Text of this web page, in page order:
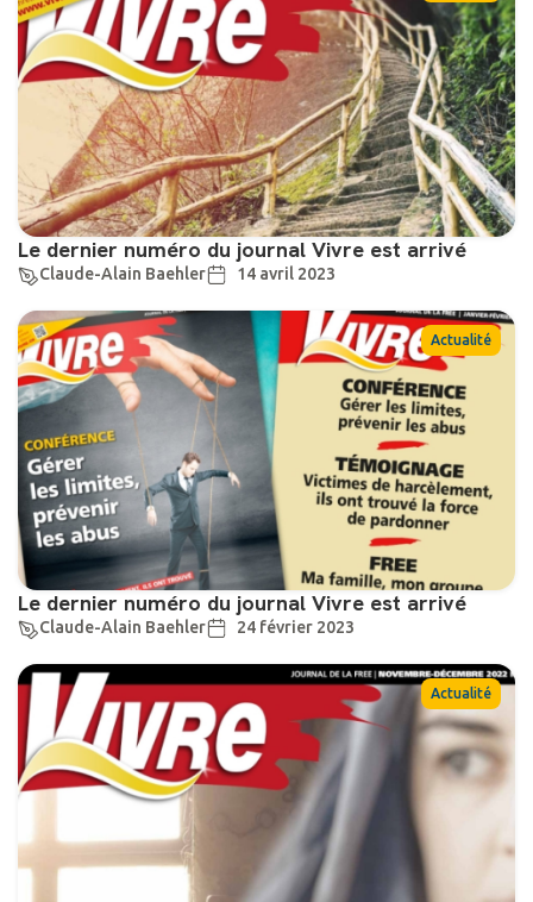
Le dernier numéro du journal Vivre est arrivé
Claude-Alain Baehler 14 avril 2023
Actualité
Le dernier numéro du journal Vivre est arrivé
Claude-Alain Baehler 24 février 2023
Actualité